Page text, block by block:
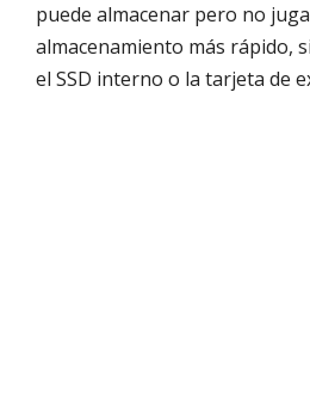
puede almacenar pero no
almacenamiento más rápido,
el SSD interno o la tarjeta de